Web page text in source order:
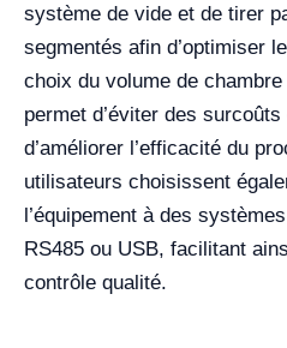
système de vide et de tirer
segmentés afin d’optimiser
choix du volume de
permet d’éviter des
d’améliorer l’efficacité du
utilisateurs choisissent
l’équipement à des
RS485 ou USB, facilitant
contrôle qualité.